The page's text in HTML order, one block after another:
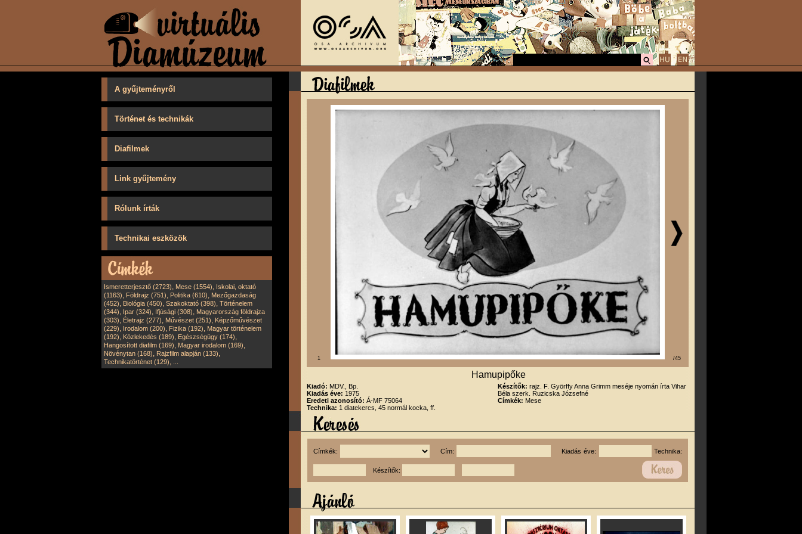
A gyűjteményről
Történet és technikák
Diafilmek
Link gyűjtemény
Rólunk írták
Technikai eszközök
Ismeretterjesztő (2723), Mese (1554), Iskolai, oktató
(1163), Földrajz (751), Politika (610), Mezőgazdaság
(452), Biológia (450), Szakoktató (398), Történelem
(344), Ipar (324), Ifjúsági (308), Magyarország földrajza
(303), Életrajz (277), Művészet (251), Képzőművészet
(229), Irodalom (200), Fizika (192), Magyar történelem
(192), Közlekedés (189), Egészségügy (174),
Hangosított diafilm (169), Magyar irodalom (169),
Növénytan (168), Rajzfilm alapján (133),
Technikatörténet (129), 1 /45
Hamupipőke
Kiadó: MDV., Bp.
Kiadás éve: 1975
Eredeti azonosító: Á-MF 75064
Technika: 1 diatekercs, 45 normál kocka, ff.
Készítők: rajz. F. Györffy Anna Grimm meséje nyomán írta Vihar
Béla szerk. Ruzicska Józsefné
Címkék: Mese
Címkék: Cím: Kiadás éve: Technika:
Készítők: